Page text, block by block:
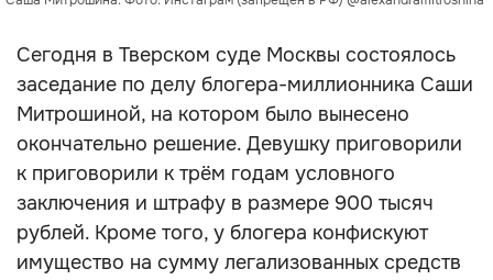
Сегодня в Тверском суде Москвы состоялось
заседание по делу блогера-миллионника Саши
Митрошиной, на котором было вынесено
окончательно решение. Девушку приговорили
к приговорили к трём годам условного
заключения и штрафу в размере 900 тысяч
рублей. Кроме того, у блогера конфискуют
имущество на сумму легализованных средств